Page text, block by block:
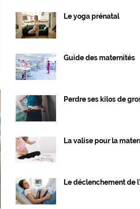
Le yoga prénatal
Guide des maternités
Perdre ses kilos de
La valise pour la
Le déclenchement de